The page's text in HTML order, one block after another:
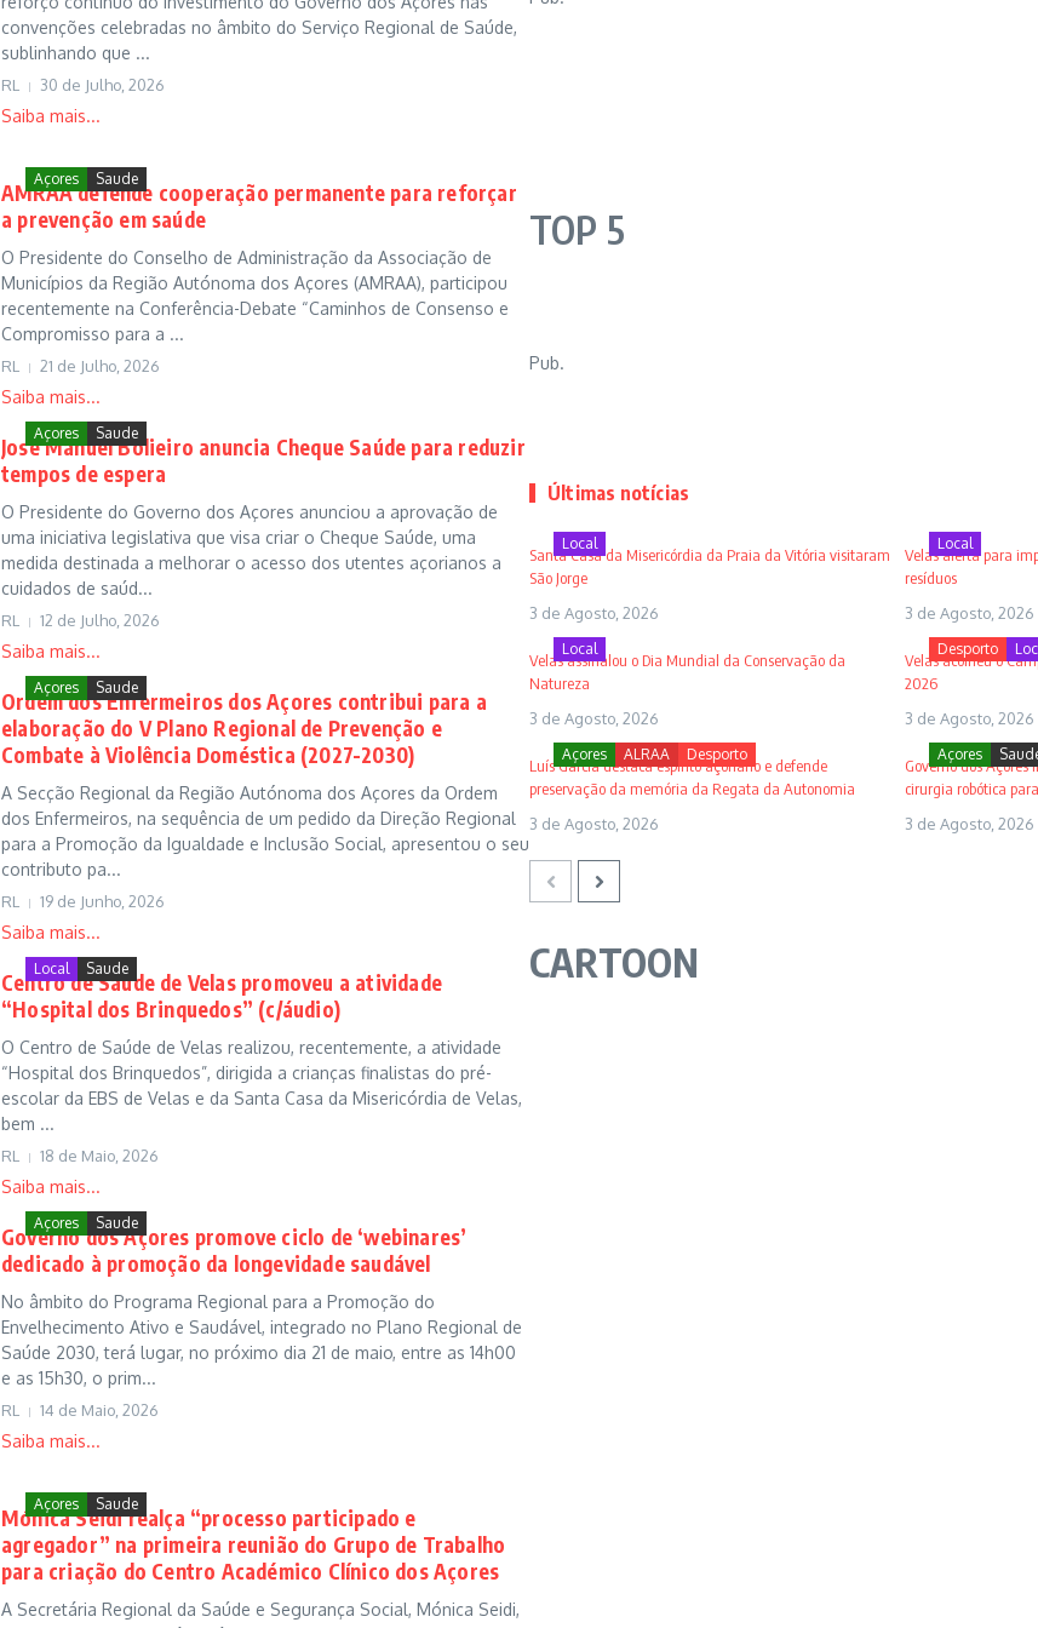
convenções celebradas no âmbito do Serviço Regional de Saúde,
sublinhando que ...
RL 30 de Julho, 2026
Saiba mais...
Açores Saude
AMRAA defende cooperação permanente para reforçar
a prevenção em saúde
O Presidente do Conselho de Administração da Associação de
Municípios da Região Autónoma dos Açores (AMRAA), participou
recentemente na Conferência-Debate “Caminhos de Consenso e
Compromisso para a ...
RL 21 de Julho, 2026
Saiba mais...
Açores Saude
José Manuel Bolieiro anuncia Cheque Saúde para reduzir
tempos de espera
O Presidente do Governo dos Açores anunciou a aprovação de
uma iniciativa legislativa que visa criar o Cheque Saúde, uma
medida destinada a melhorar o acesso dos utentes açorianos a
cuidados de saúd...
RL 12 de Julho, 2026
Saiba mais...
Açores Saude
Ordem dos Enfermeiros dos Açores contribui para a
elaboração do V Plano Regional de Prevenção e
Combate à Violência Doméstica (2027-2030)
A Secção Regional da Região Autónoma dos Açores da Ordem
dos Enfermeiros, na sequência de um pedido da Direção Regional
para a Promoção da Igualdade e Inclusão Social, apresentou o seu
contributo pa...
RL 19 de Junho, 2026
Saiba mais...
Local Saude
Centro de Saúde de Velas promoveu a atividade
“Hospital dos Brinquedos” (c/áudio)
O Centro de Saúde de Velas realizou, recentemente, a atividade
“Hospital dos Brinquedos”, dirigida a crianças finalistas do pré-
escolar da EBS de Velas e da Santa Casa da Misericórdia de Velas,
bem ...
RL 18 de Maio, 2026
Saiba mais...
Açores Saude
Governo dos Açores promove ciclo de ‘webinares’
dedicado à promoção da longevidade saudável
No âmbito do Programa Regional para a Promoção do
Envelhecimento Ativo e Saudável, integrado no Plano Regional de
Saúde 2030, terá lugar, no próximo dia 21 de maio, entre as 14h00
e as 15h30, o prim...
RL 14 de Maio, 2026
Saiba mais...
Açores Saude
Mónica Seidi realça “processo participado e
agregador” na primeira reunião do Grupo de Trabalho
para criação do Centro Académico Clínico dos Açores
A Secretária Regional da Saúde e Segurança Social, Mónica Seidi,
TOP 5
Pub.
Últimas notícias
Local
Santa Casa da Misericórdia da Praia da Vitória visitaram
São Jorge
3 de Agosto, 2026
Local
Velas alerta para
resíduos
3 de Agosto, 2026
Local
Velas assinalou o Dia Mundial da Conservação da
Natureza
3 de Agosto, 2026
Desporto
Velas acolheu o
2026
3 de Agosto, 2026
Açores ALRAA Desporto
Luís Garcia destaca espírito açoriano e defende
preservação da memória da Regata da Autonomia
3 de Agosto, 2026
Açores
Governo dos Açores
cirurgia robótica
3 de Agosto, 2026
CARTOON